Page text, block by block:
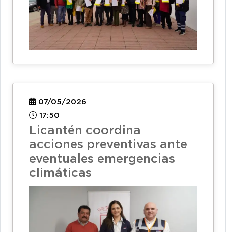
07/05/2026
17:50
Licantén coordina
acciones preventivas ante
eventuales emergencias
climáticas